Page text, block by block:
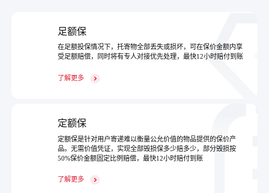
足额保
在足额投保情况下，托寄物全部丢失或损坏，可在保价金额内享
受足额赔偿，同时将有专人对接优先处理，最快12小时赔付到账
了解更多
定额保
定额保是针对用户寄递难以衡量公允价值的物品提供的保价产
品。无需价值凭证，实现全部毁损保多少赔多少，部分毁损按
50%保价金额固定比例赔偿，最快12小时赔付到账
了解更多